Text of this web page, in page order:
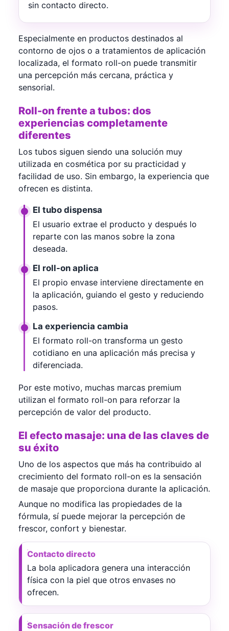
sin contacto directo.
Especialmente en productos destinados al
contorno de ojos o a tratamientos de aplicación
localizada, el formato roll-on puede transmitir
una percepción más cercana, práctica y
sensorial.
Roll-on frente a tubos: dos
experiencias completamente
diferentes
Los tubos siguen siendo una solución muy
utilizada en cosmética por su practicidad y
facilidad de uso. Sin embargo, la experiencia que
ofrecen es distinta.
El tubo dispensa
El usuario extrae el producto y después lo
reparte con las manos sobre la zona
deseada.
El roll-on aplica
El propio envase interviene directamente en
la aplicación, guiando el gesto y reduciendo
pasos.
La experiencia cambia
El formato roll-on transforma un gesto
cotidiano en una aplicación más precisa y
diferenciada.
Por este motivo, muchas marcas premium
utilizan el formato roll-on para reforzar la
percepción de valor del producto.
El efecto masaje: una de las claves de
su éxito
Uno de los aspectos que más ha contribuido al
crecimiento del formato roll-on es la sensación
de masaje que proporciona durante la aplicación.
Aunque no modifica las propiedades de la
fórmula, sí puede mejorar la percepción de
frescor, confort y bienestar.
Contacto directo
La bola aplicadora genera una interacción
física con la piel que otros envases no
ofrecen.
Sensación de frescor